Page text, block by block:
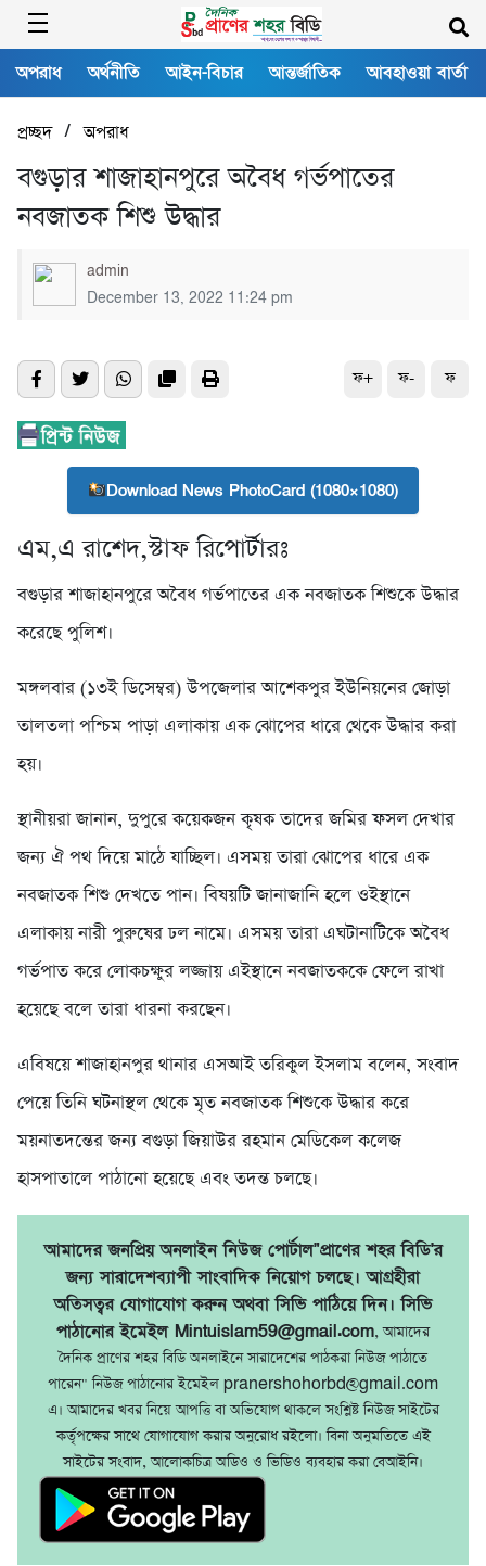
অপরাধ অর্থনীতি আইন-বিচার আন্তর্জাতিক আবহাওয়া বার্তা
প্রচ্ছদ/অপরাধ
বগুড়ার শাজাহানপুরে অবৈধ গর্ভপাতের
নবজাতক শিশু উদ্ধার
admin
December 13, 2022 11:24 pm
ফ+ ফ- ফ
Download News PhotoCard (1080×1080)
এম,এ রাশেদ,স্টাফ রিপোর্টারঃ
বগুড়ার শাজাহানপুরে অবৈধ গর্ভপাতের এক নবজাতক শিশুকে উদ্ধার
করেছে পুলিশ।
মঙ্গলবার (১৩ই ডিসেম্বর) উপজেলার আশেকপুর ইউনিয়নের জোড়া
তালতলা পশ্চিম পাড়া এলাকায় এক ঝোপের ধারে থেকে উদ্ধার করা
হয়।
স্থানীয়রা জানান, দুপুরে কয়েকজন কৃষক তাদের জমির ফসল দেখার
জন্য ঐ পথ দিয়ে মাঠে যাচ্ছিল। এসময় তারা ঝোপের ধারে এক
নবজাতক শিশু দেখতে পান। বিষয়টি জানাজানি হলে ওইস্থানে
এলাকায় নারী পুরুষের ঢল নামে। এসময় তারা এঘটানাটিকে অবৈধ
গর্ভপাত করে লোকচক্ষুর লজ্জায় এইস্থানে নবজাতককে ফেলে রাখা
হয়েছে বলে তারা ধারনা করছেন।
এবিষয়ে শাজাহানপুর থানার এসআই তরিকুল ইসলাম বলেন, সংবাদ
পেয়ে তিনি ঘটনাস্থল থেকে মৃত নবজাতক শিশুকে উদ্ধার করে
ময়নাতদন্তের জন্য বগুড়া জিয়াউর রহমান মেডিকেল কলেজ
হাসপাতালে পাঠানো হয়েছে এবং তদন্ত চলছে।
আমাদের জনপ্রিয় অনলাইন নিউজ পোর্টাল"প্রাণের শহর বিডি'র
জন্য সারাদেশব্যাপী সাংবাদিক নিয়োগ চলছে। আগ্রহীরা
অতিসত্বর যোগাযোগ করুন অথবা সিভি পাঠিয়ে দিন। সিভি
পাঠানোর ইমেইল Mintuislam59@gmail.com, আমাদের
দৈনিক প্রাণের শহর বিডি অনলাইনে সারাদেশের পাঠকরা নিউজ পাঠাতে
পারেন" নিউজ পাঠানোর ইমেইল pranershohorbd@gmail.com
এ। আমাদের খবর নিয়ে আপত্তি বা অভিযোগ থাকলে সংশ্লিষ্ট নিউজ সাইটের
কর্তৃপক্ষের সাথে যোগাযোগ করার অনুরোধ রইলো। বিনা অনুমতিতে এই
সাইটের সংবাদ, আলোকচিত্র অডিও ও ভিডিও ব্যবহার করা বেআইনি।